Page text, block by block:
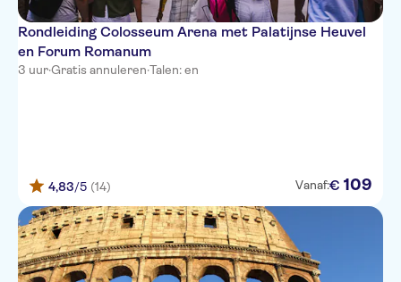
Rondleiding Colosseum Arena met Palatijnse Heuvel
en Forum Romanum
3 uur·Gratis annuleren·Talen: en
4,83/5 (14) Vanaf:€ 109